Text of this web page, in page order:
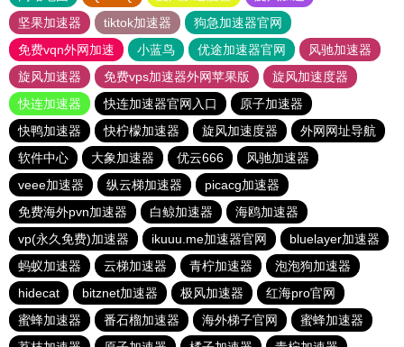
坚果加速器
tiktok加速器
狗急加速器官网
免费vqn外网加速
小蓝鸟 优途加速器官网
风驰加速器
旋风加速器
免费vps加速器外网苹果版
旋风加速度器
快连加速器
快连加速器官网入口
原子加速器
快鸭加速器
快柠檬加速器 旋风加速度器
外网网址导航
软件中心
大象加速器 优云666
风驰加速器
veee加速器
纵云梯加速器
picacg加速器
免费海外pvn加速器
白鲸加速器
海鸥加速器
vp(永久免费)加速器
ikuuu.me加速器官网
bluelayer加速器
蚂蚁加速器
云梯加速器 青柠加速器
泡泡狗加速器
hidecat
bitznet加速器 极风加速器
红海pro官网
蜜蜂加速器
番石榴加速器 海外梯子官网
蜜蜂加速器